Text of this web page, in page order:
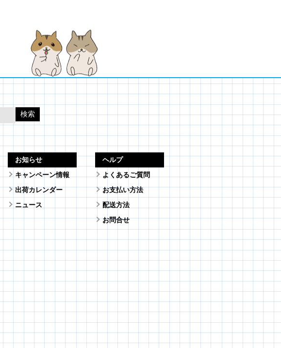
検索
お知らせ
キャンペーン情報
出荷カレンダー
ニュース
ヘルプ
よくあるご質問
お支払い方法
配送方法
お問合せ